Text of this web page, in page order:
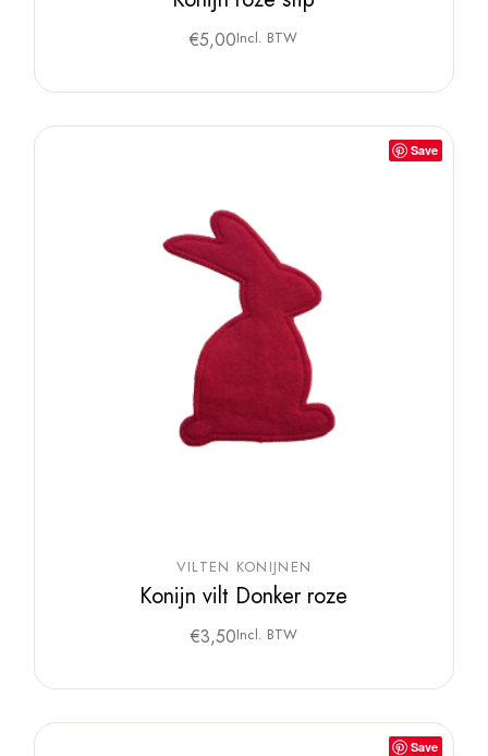
€5,00Incl. BTW
Save
VILTEN KONIJNEN
Konijn vilt Donker roze
€3,50Incl. BTW
Save